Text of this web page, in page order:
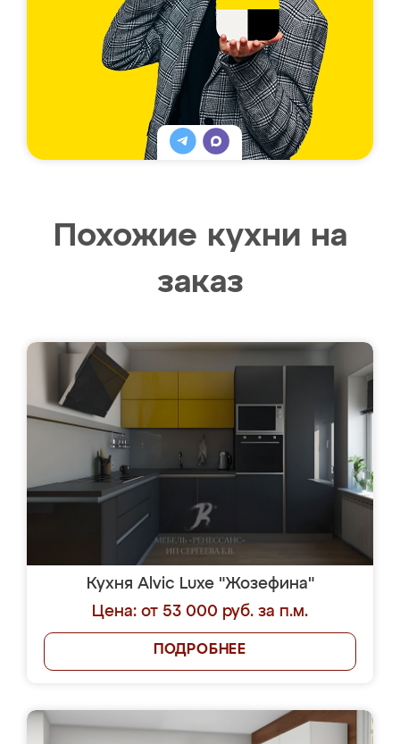
Похожие кухни на
заказ
Кухня Alvic Luxe "Жозефина"
Цена: от 53 000 руб. за п.м.
ПОДРОБНЕЕ